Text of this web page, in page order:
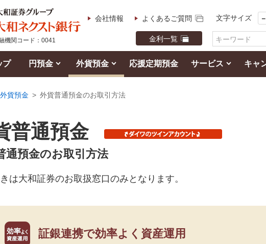
機関コード：0041
会社情報 よくあるご質問 文字サイズ －
金利一覧
プ 円預金 外貨預金 応援定期預金 サービス キャ
外貨預金 > 外貨普通預金のお取引方法
普通預金
通預金のお取引方法
は大和証券のお取扱窓口のみとなります。
証銀連携で効率よく資産運用